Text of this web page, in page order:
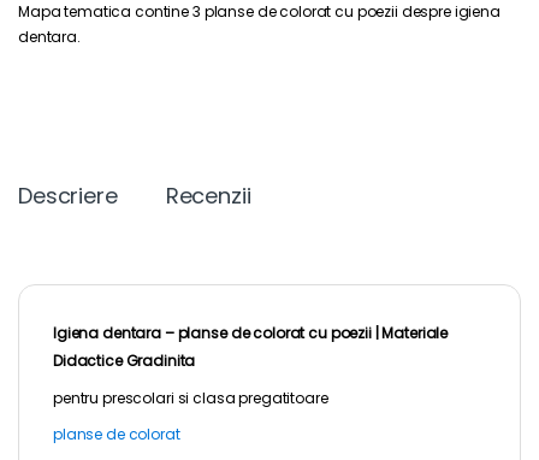
Mapa tematica contine 3 planse de colorat cu poezii despre igiena
dentara.
Descriere Recenzii
Igiena dentara – planse de colorat cu poezii |Materiale
Didactice Gradinita
pentru prescolari si clasa pregatitoare
planse de colorat